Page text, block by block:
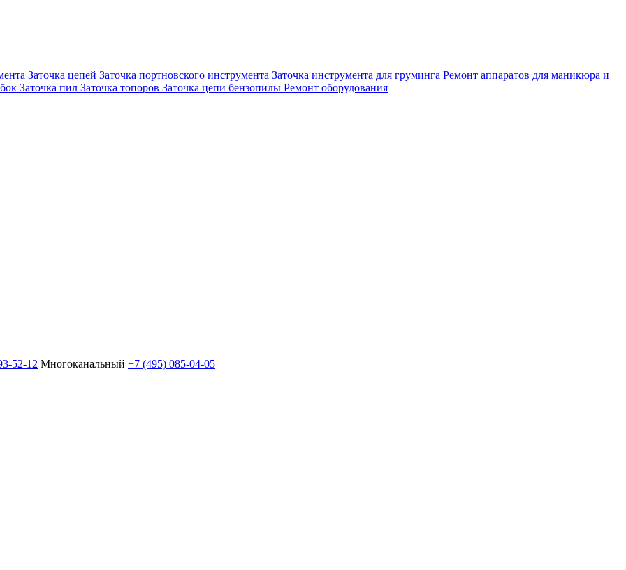
Заточка цепей Заточка портновского инструмента Заточка инструмента для груминга Ремонт аппаратов для маникюра и
Заточка пил Заточка топоров Заточка цепи бензопилы Ремонт оборудования
52-12 Многоканальный +7 (495) 085-04-05